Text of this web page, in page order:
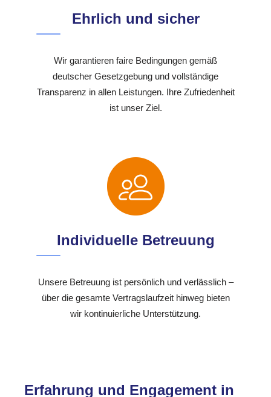
Ehrlich und sicher
Wir garantieren faire Bedingungen gemäß
deutscher Gesetzgebung und vollständige
Transparenz in allen Leistungen. Ihre Zufriedenheit
ist unser Ziel.
Individuelle Betreuung
Unsere Betreuung ist persönlich und verlässlich –
über die gesamte Vertragslaufzeit hinweg bieten
wir kontinuierliche Unterstützung.
Erfahrung und Engagement in